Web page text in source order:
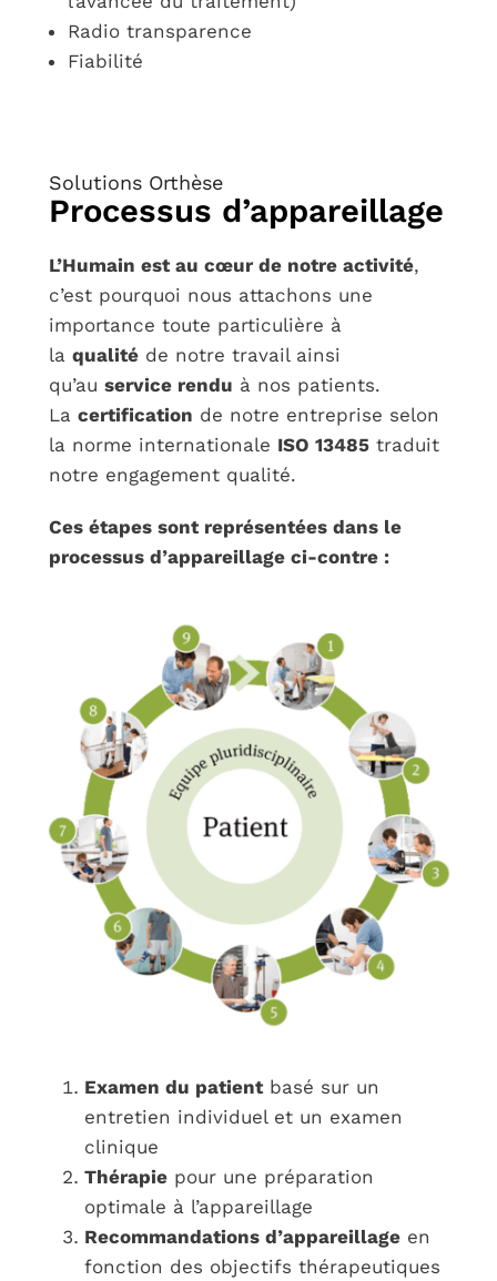
Radio transparence
Fiabilité
Solutions Orthèse
Processus d’appareillage
L’Humain est au cœur de notre activité,
c’est pourquoi nous attachons une
importance toute particulière à
la qualitéde notre travail ainsi
qu’au service rendu à nos patients.
La certification de notre entreprise selon
la norme internationale ISO 13485traduit
notre engagement qualité.
Ces étapes sont représentées dans le
processus d’appareillage ci-contre :
Examen du patientbasé sur un
entretien individuel et un examen
clinique
Thérapiepour une préparation
optimale à l’appareillage
Recommandations d’appareillageen
fonction des objectifs thérapeutiques